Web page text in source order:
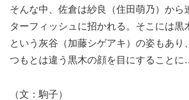
そんな中、佐倉は紗良（住田萌乃）から
ターフィッシュに招かれる。そこには黒
という灰谷（加藤シゲアキ）の姿もあり
つもとは違う黒木の顔を目にすることに
（文：駒子）